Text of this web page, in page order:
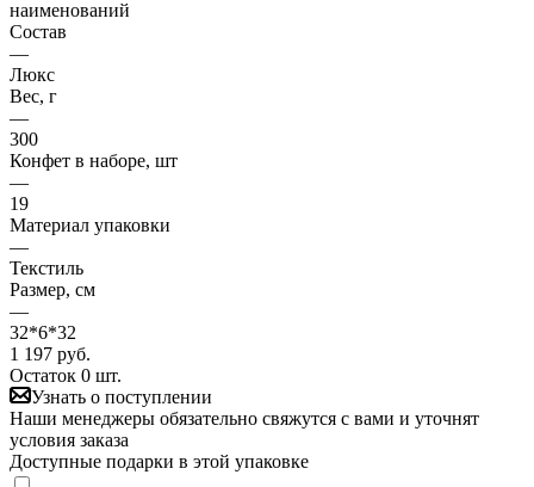
наименований
Состав
—
Люкс
Вес, г
—
300
Конфет в наборе, шт
—
19
Материал упаковки
—
Текстиль
Размер, см
—
32*6*32
1 197 руб.
Остаток 0 шт.
Узнать о поступлении
Наши менеджеры обязательно свяжутся с вами и уточнят
условия заказа
Доступные подарки в этой упаковке